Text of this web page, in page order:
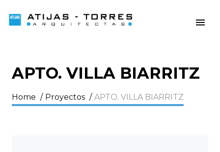
APTO. VILLA BIARRITZ
Home / Proyectos / APTO. VILLA BIARRITZ